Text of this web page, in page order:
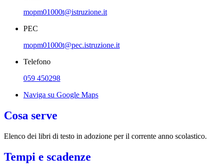
mopm01000t@istruzione.it
PEC
mopm01000t@pec.istruzione.it
Telefono
059 450298
Naviga su Google Maps
Cosa serve
Elenco dei libri di testo in adozione per il corrente anno scolastico.
Tempi e scadenze